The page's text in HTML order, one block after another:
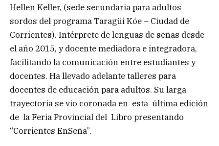
Hellen Keller, (sede secundaria para adultos
sordos del programa Taragüi Kóe – Ciudad de
Corrientes). Intérprete de lenguas de señas desde
el año 2015, y docente mediadora e integradora,
facilitando la comunicación entre estudiantes y
docentes. Ha llevado adelante talleres para
docentes de educación para adultos. Su larga
trayectoria se vio coronada en esta última edición
de la Feria Provincial del Libro presentando
“Corrientes EnSeña”.